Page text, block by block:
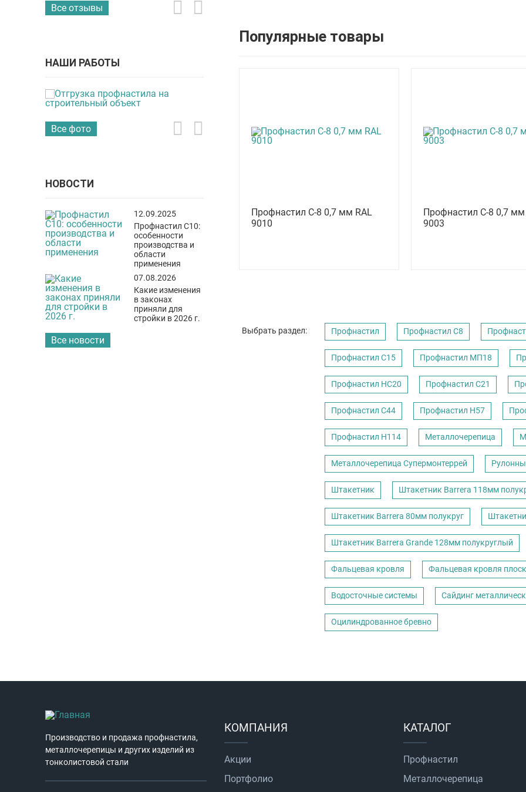
Все отзывы
НАШИ РАБОТЫ
Все фото
НОВОСТИ
12.09.2025
Профнастил С10:
особенности
производства и
области
применения
07.08.2026
Какие изменения
в законах
приняли для
стройки в 2026 г.
Все новости
Популярные товары
Профнастил С-8 0,7 мм RAL
9010
Профнастил С-8 0,7 мм
9003
Выбрать раздел: Профнастил Профнастил C8
Профнастил С15 Профнастил МП18
Профнастил НС20 Профнастил С21
Профнастил С44 Профнастил Н57
Профнастил Н114 Металлочерепица
Металлочерепица Супермонтеррей
Штакетник Штакетник Barrera 118мм
Штакетник Barrera 80мм полукруг
Штакетник Barrera Grande 128мм полукруглый
Фальцевая кровля Фальцевая кровля
Водосточные системы Сайдинг
Оцилиндрованное бревно
Производство и продажа профнастила,
металлочерепицы и других изделий из
тонколистовой стали
КОМПАНИЯ
Акции
Портфолио
КАТАЛОГ
Профнастил
Металлочерепица